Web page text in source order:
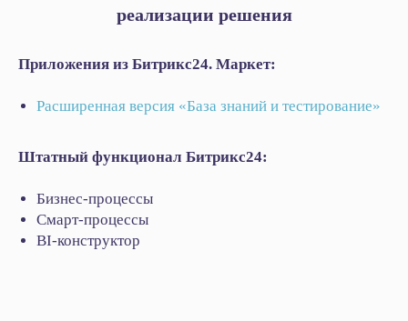
реализации решения
Приложения из Битрикс24. Маркет:
Расширенная версия «База знаний и тестирование»
Штатный функционал Битрикс24:
Бизнес-процессы
Смарт-процессы
BI-конструктор